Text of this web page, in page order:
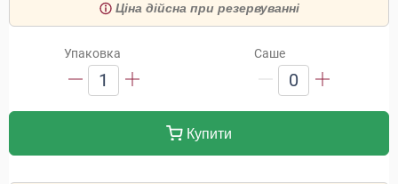
Ціна дійсна при резервуванні
Упаковка
1
Саше
0
Купити